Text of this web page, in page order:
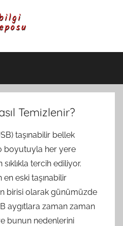
Temizlenir?
taşınabilir bellek
boyutuyla her yere
sıklıkla tercih ediliyor.
eski taşınabilir
birisi olarak günümüzde
aygıtlara zaman zaman
bunun nedenlerini